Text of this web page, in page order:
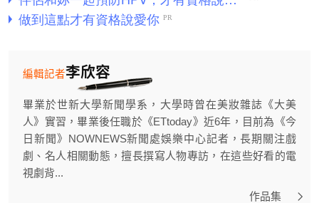
李欣容
編輯記者
畢業於世新大學新聞學系，大學時曾在美妝雜誌《大美
人》實習，畢業後任職於《ETtoday》近6年，目前為《今
日新聞》NOWNEWS新聞處娛樂中心記者，長期關注戲
劇、名人相關動態，擅長撰寫人物專訪，在這些好看的電
視劇背...
作品集